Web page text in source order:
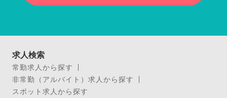
求人検索
常勤求人から探す
非常勤（アルバイト）求人から探す
スポット求人から探す